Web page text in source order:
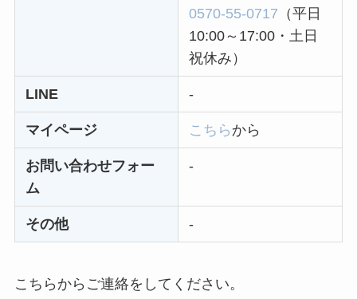
なにわサプリ
Sivorune(シボルネ)
なぜ解約できない？
電話以外に手続きす
る方法ある？
する方法を完全攻略
0570-55-0717 （平日
10:00～17:00・土日
祝休み）
LINE -
マイページ こちら から
お問い合わせフォー
ム
-
その他 -
こちらからご連絡をしてください。